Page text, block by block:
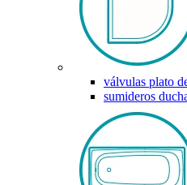
válvulas plato
sumideros